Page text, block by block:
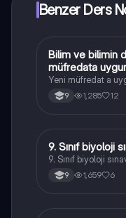
Benzer Ders
Biyoloji
Bilim ve bilimin
müfredata
Yeni müfredat a
9 1,285 12
Biyoloji
9. Sınıf biyoloji
9. Sınıf biyoloji
9 1,659 6